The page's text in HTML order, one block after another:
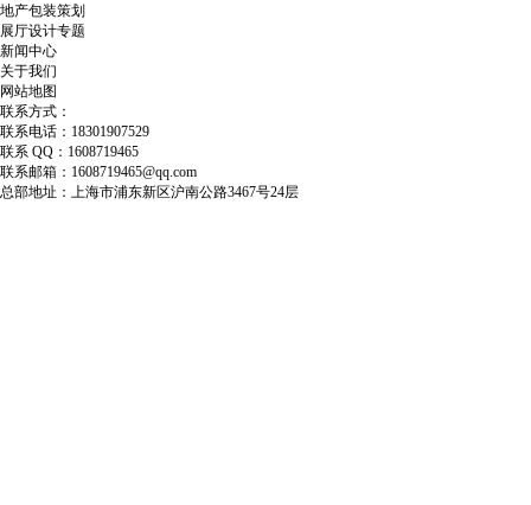
地产包装策划
展厅设计专题
新闻中心
关于我们
网站地图
联系方式：
联系电话：18301907529
联系 QQ：1608719465
联系邮箱：1608719465@qq.com
总部地址：上海市浦东新区沪南公路3467号24层